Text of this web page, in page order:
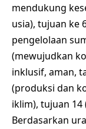
mendukung
usia), tujuan ke
pengelolaan
(mewujudkan
inklusif, aman,
(produksi dan
iklim), tujuan 14
Berdasarkan